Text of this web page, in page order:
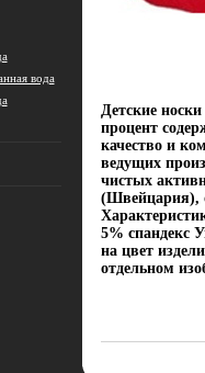
вода
Детские
процент
качество и
ведущих
чистых
(Швейцария),
5% спандекс
на цвет
отдельном